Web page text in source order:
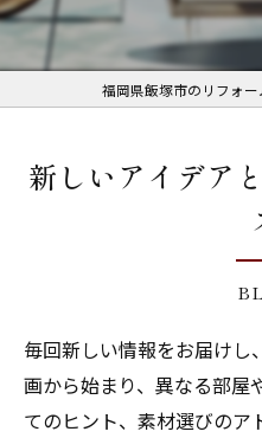
福岡県飯塚市のリフォ
新しいアイデア
毎回新しい情報をお届けし
画から始まり、異なる部屋
てのヒント、素材選びのア